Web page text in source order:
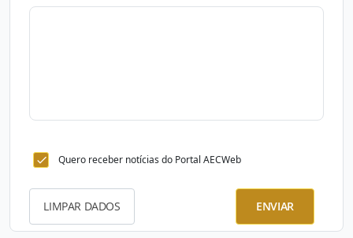
Quero receber notícias do Portal AECWeb
LIMPAR DADOS ENVIAR